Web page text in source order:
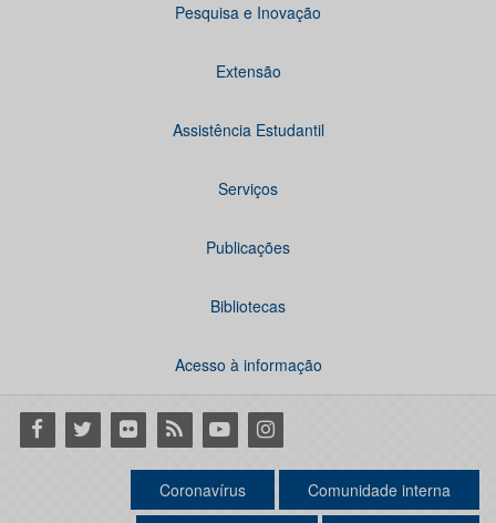
Pesquisa e Inovação
Extensão
Assistência Estudantil
Serviços
Publicações
Bibliotecas
Acesso à informação
Facebook
Twitter Flickr RSS YoutubeInstagram
Coronavírus Comunidade interna